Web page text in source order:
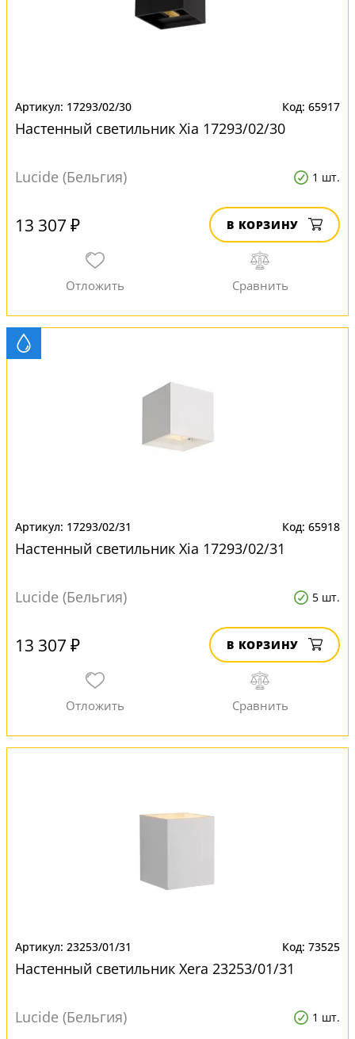
17293/02/30 65917
Настенный светильник Xia 17293/02/30
Lucide (Бельгия) 1 шт.
13 307 ₽ В КОРЗИНУ
17293/02/31 65918
Настенный светильник Xia 17293/02/31
Lucide (Бельгия) 5 шт.
13 307 ₽ В КОРЗИНУ
23253/01/31 73525
Настенный светильник Xera 23253/01/31
Lucide (Бельгия) 1 шт.